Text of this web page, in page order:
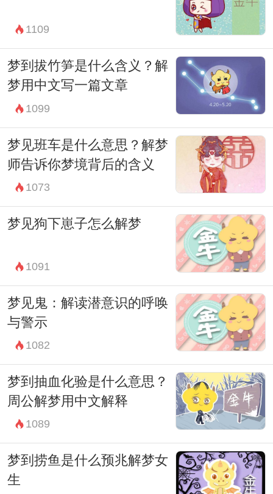
1109
梦到拔竹笋是什么含义？解
梦用中文写一篇文章
1099
梦见班车是什么意思？解梦
师告诉你梦境背后的含义
1073
梦见狗下崽子怎么解梦
1091
梦见鬼：解读潜意识的呼唤
与警示
1082
梦到抽血化验是什么意思？
周公解梦用中文解释
1089
梦到捞鱼是什么预兆解梦女
生